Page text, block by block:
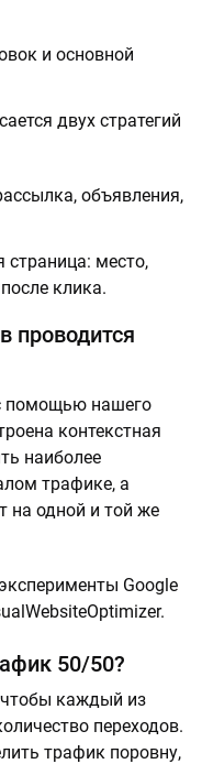
и основной
двух стратегий
объявления,
страница: место,
клика.
проводится
помощью нашего
контекстная
наиболее
трафике, а
на одной и той же
Google
50/50?
каждый из
переходов.
трафик поровну,